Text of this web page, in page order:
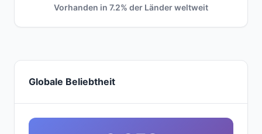
Vorhanden in 7.2% der Länder weltweit
Globale Beliebtheit